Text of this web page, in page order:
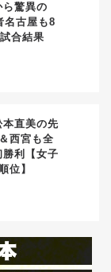
驚異の
名古屋も8
合結果
直美の先
西宮も全
利【女子
位】